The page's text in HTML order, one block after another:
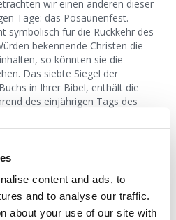
content and ads, to
and to analyse our traffic.
about your use of our site with
wir einen anderen dieser
Tage: das Posaunenfest.
symbolisch für die Rückkehr des
bekennende Christen die
so könnten sie die
Das siebte Siegel der
in Ihrer Bibel, enthält die
des einjährigen Tags des
die die Regierungen der
es erhoben sich große
Christus geworden, und er
Ewigkeit" (Offenbarung 11,